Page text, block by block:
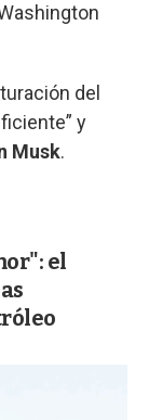
del
y
Musk.
el